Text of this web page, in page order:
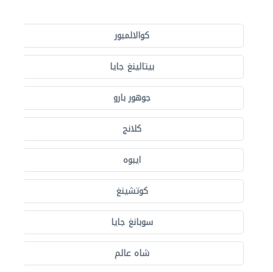
كوالالمبور
بيتالينغ جايا
جوهور بارو
كلانج
ايبوه
كوتشينغ
سوبانغ جايا
شاه عالم